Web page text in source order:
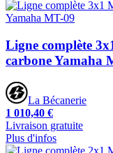
Ligne complète
carbone Yamaha
La Bécanerie
1 010,40 €
Livraison gratuite
Plus d'infos